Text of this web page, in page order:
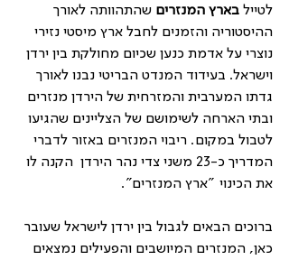
לטייל בארץ המנזרים שהתהוותה לאורך
ההיסטוריה והזמנים לחבל ארץ מיסטי נזירי
נוצרי על אדמת כנען שכיום מחולקת בין ירדן
וישראל. בעידוד המנדט הבריטי נבנו לאורך
גדתו המערבית והמזרחית של הירדן מנזרים
ובתי הארחה לשימושם של הצליינים שהגיעו
לטבול במקום. ריבוי המנזרים באזור לדברי
המדריך כ-23 משני צדי נהר הירדן  הקנה לו
את הכינוי "ארץ המנזרים".
ברוכים הבאים לגבול בין ירדן לישראל שעובר
כאן, המנזרים המיושבים והפעילים נמצאים